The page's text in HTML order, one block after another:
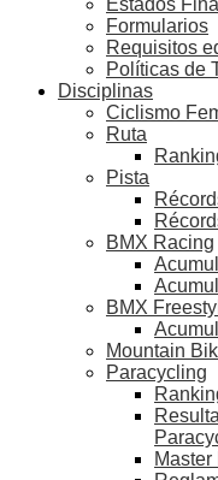
Estados
Formularios
Requisitos
Políticas de
Disciplinas
Ciclismo
Ruta
Pista
BMX Racing
BMX
Mountain
Paracycling